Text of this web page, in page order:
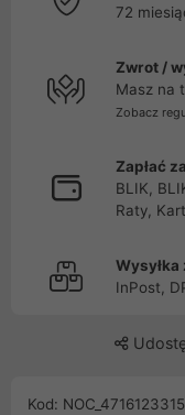
72
Zwrot /
Masz na
Zobacz
Zapłać
BLIK,
Raty,
Wysyłka
InPost,
Kod: